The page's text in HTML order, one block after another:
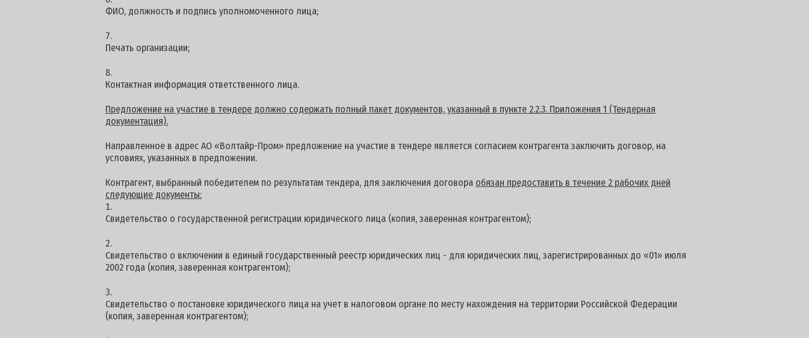
ФИО, должность и подпись уполномоченного лица;
Печать организации;
Контактная информация ответственного лица.
Предложение на участие в тендере должно содержать полный пакет документов, указанный в пункте 2.2.3. Приложения 1 (Тендерная
документация).
Направленное в адрес АО «Волтайр-Пром» предложение на участие в тендере является согласием контрагента заключить договор, на
условиях, указанных в предложении.
Контрагент, выбранный победителем по результатам тендера, для заключения договора обязан предоставить в течение 2 рабочих дней
следующие документы:
Свидетельство о государственной регистрации юридического лица (копия, заверенная контрагентом);
Свидетельство о включении в единый государственный реестр юридических лиц - для юридических лиц, зарегистрированных до «01» июля
2002 года (копия, заверенная контрагентом);
Свидетельство о постановке юридического лица на учет в налоговом органе по месту нахождения на территории Российской Федерации
(копия, заверенная контрагентом);